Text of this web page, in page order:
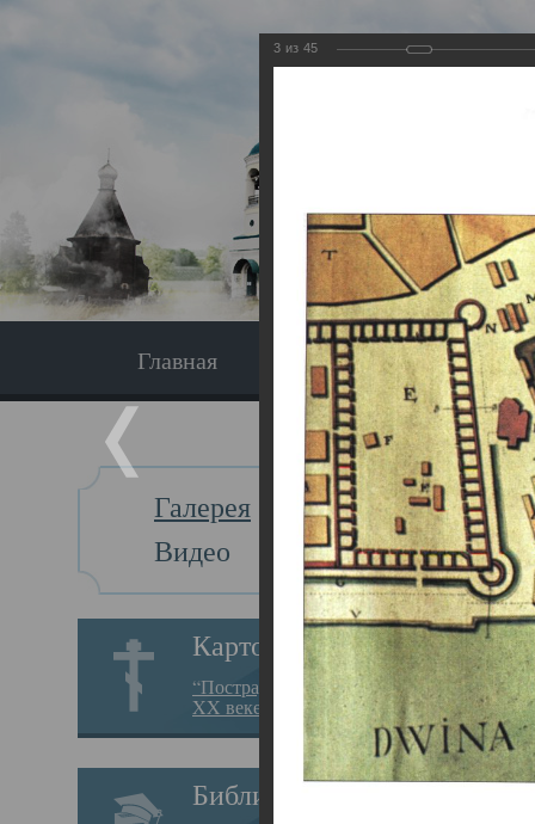
Главная Экскурсия
Галерея
Видео
Картотека
“Пострадавшие за веру в
XX веке на Севере”
Библиотека
Главная
3 из 45